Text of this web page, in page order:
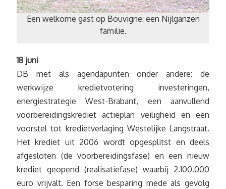
Een welkome gast op Bouvigne: een Nijlganzen
familie.
18 juni
DB met als agendapunten onder andere: de
werkwijze kredietvotering investeringen,
energiestrategie West-Brabant, een aanvullend
voorbereidingskrediet actieplan veiligheid en een
voorstel tot kredietverlaging Westelijke Langstraat.
Het krediet uit 2006 wordt opgesplitst en deels
afgesloten (de voorbereidingsfase) en een nieuw
krediet geopend (realisatiefase) waarbij 2.100.000
euro vrijvalt. Een forse besparing mede als gevolg